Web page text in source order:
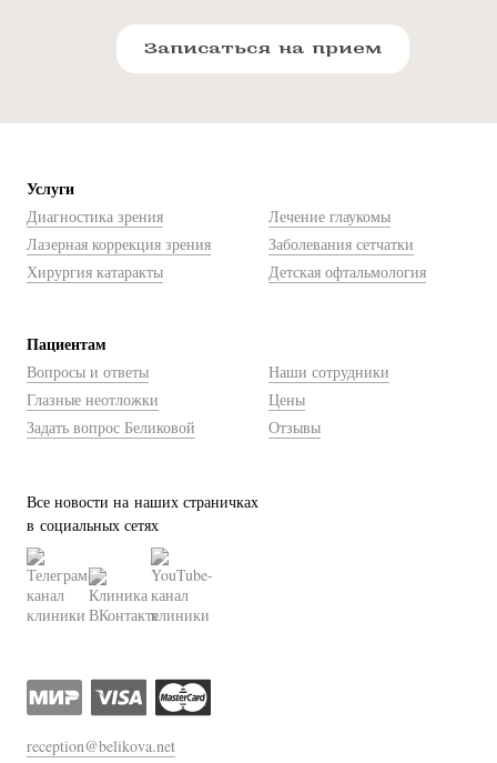
Записаться на прием
Услуги
Диагностика зрения
Лазерная коррекция зрения
Хирургия катаракты
Лечение глаукомы
Заболевания сетчатки
Детская офтальмология
Пациентам
Вопросы и ответы
Глазные неотложки
Задать вопрос Беликовой
Наши сотрудники
Цены
Отзывы
Все новости на наших страничках
в социальных сетях
reception@belikova.net